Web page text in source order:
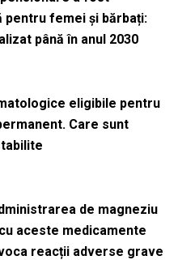
pentru femei și bărbați:
până în anul 2030
eligibile pentru
Care sunt
de magneziu
aceste medicamente
reacții adverse grave